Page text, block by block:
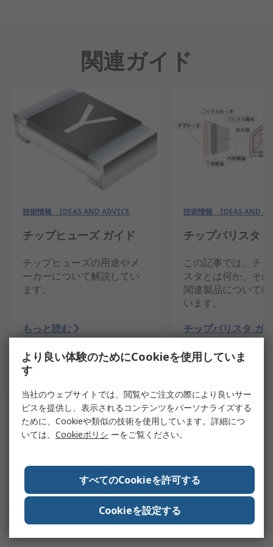
関連ガイド
技術情報 IDEAS AND ADVICE
チップヒューズ ガイド
チップヒューズの用途やメ
ーカーについて解説してい
ます。
もっと読む
技術情報 IDEAS AND
チップバリスタ
この記事では、チ
スタとは何か、そ
関連製品について
います。
チップバリスタ ガ
1/ 3
関連ページ
RS PRO はんだ付け用アクセサリ 基板はんだ付け及
びはんだ除去再加工
より良い体験のためにCookieを使用していま
す
当社のウェブサイトでは、閲覧やご注文の際により良いサー
ビスを提供し、表示されるコンテンツをパーソナライズする
ために、Cookieや類似の技術を使用しています。詳細につ
いては、 Cookieポリシ ーをご覧ください。
すべてのCookieを許可する
Cookieを設定する